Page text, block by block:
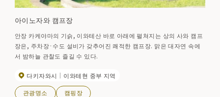
아이노자와 캠프장
안장 카케야마의 기슭, 이와테산 바로 아래에 펼쳐지는 상의 사와 캠프
장은, 주차장·수도 설비가 갖추어진 쾌적한 캠프장. 맑은 대자연 속에
서 밤하늘 관찰도 즐길 수 있다.
다키자와시 이와테현 중부 지역
관광명소 캠핑장